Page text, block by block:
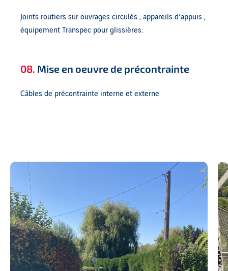
Joints routiers sur ouvrages circulés ; appareils d’appuis ;
équipement Transpec pour glissières.
08. Mise en oeuvre de précontrainte
Câbles de précontrainte interne et externe